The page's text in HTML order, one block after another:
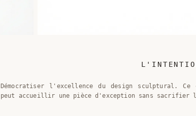
Démocratiser l'excellence du design sculptural. Ce
peut accueillir une pièce d'exception sans